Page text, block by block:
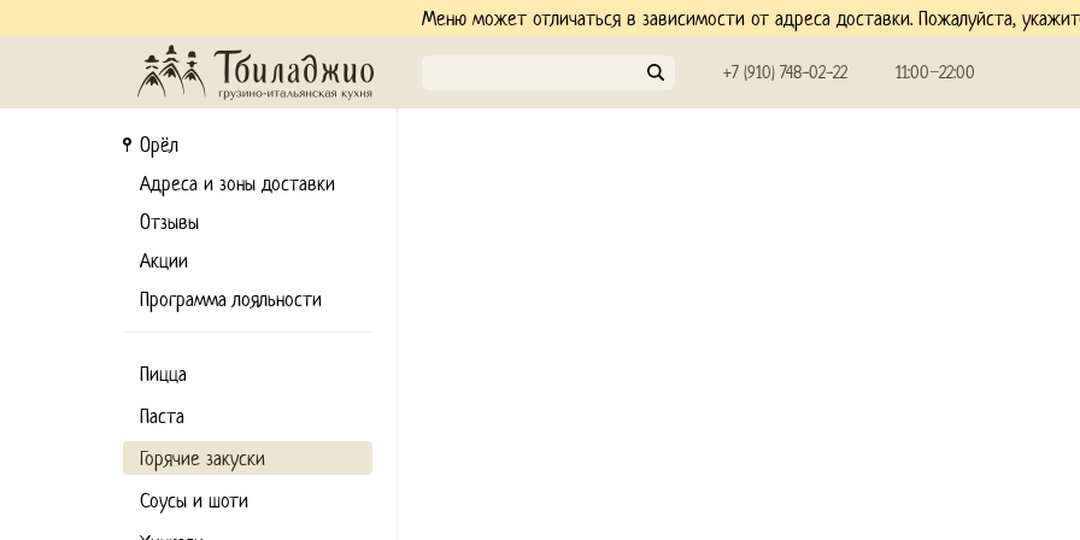
Меню может отличаться в зависимости от адреса доставки. Пожалуйста,
+7 (910) 748-02-22 11:00−22:00
Орёл
Адреса и зоны доставки
Отзывы
Акции
Программа лояльности
Пицца
Паста
Горячие закуски
Соусы и шоти